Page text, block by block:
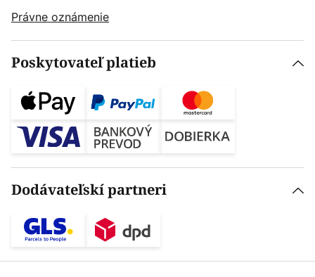
Právne oznámenie
Poskytovateľ platieb
Dodávateľskí partneri